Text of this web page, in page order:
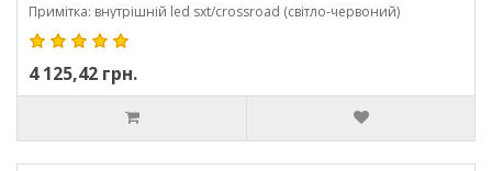
Примітка: внутрішній led sxt/crossroad (світло-червоний)
4 125,42 грн.